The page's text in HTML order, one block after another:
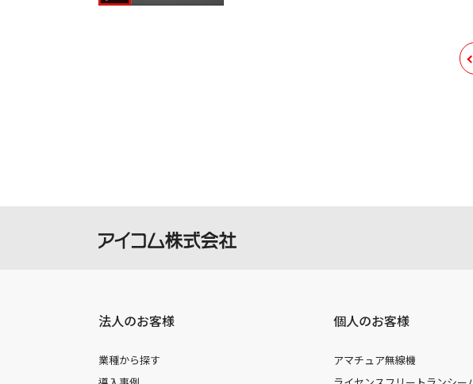
本サービスは、予告なく中止または内容を変更する場合が
法人のお客様
業種から探す
個人のお客様
アマチュア無線機